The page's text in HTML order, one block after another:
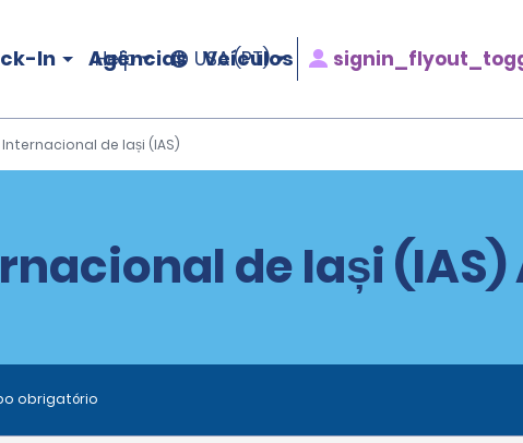
In Agências Veículos
Help USA (PT)
de Iași (IAS)
de Iași
obrigatório